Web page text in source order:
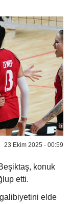
23 Ekim 2025 - 00:59
konuk
etti.
elde